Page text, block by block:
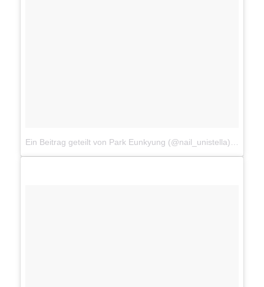
Ein Beitrag geteilt von Park Eunkyung (@nail_unistella)
am